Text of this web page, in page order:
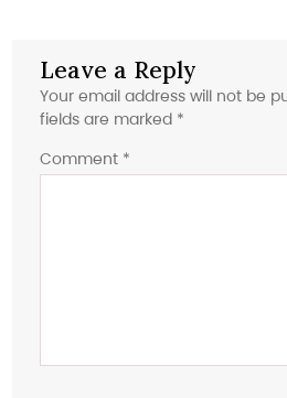
Leave a Reply
Your email address will not be
fields are marked *
Comment *